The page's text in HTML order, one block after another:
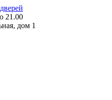
дверей
21.00
дом 1